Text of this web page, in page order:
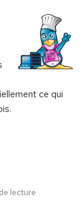
ce qui
lecture